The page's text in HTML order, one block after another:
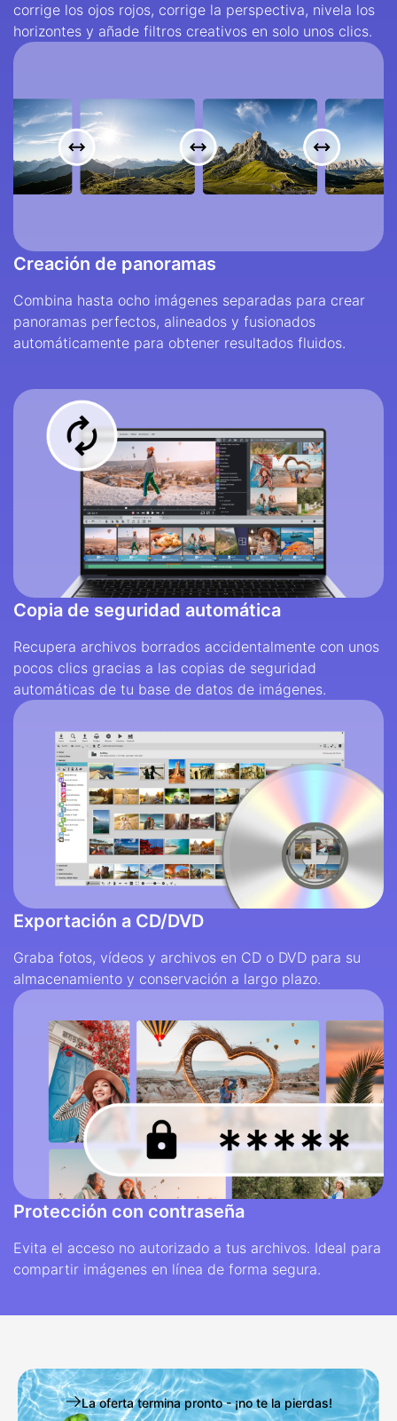
corrige los ojos rojos, corrige la perspectiva, nivela los
horizontes y añade filtros creativos en solo unos clics.
Creación de panoramas
Combina hasta ocho imágenes separadas para crear
panoramas perfectos, alineados y fusionados
automáticamente para obtener resultados fluidos.
Copia de seguridad automática
Recupera archivos borrados accidentalmente con unos
pocos clics gracias a las copias de seguridad
automáticas de tu base de datos de imágenes.
Exportación a CD/DVD
Graba fotos, vídeos y archivos en CD o DVD para su
almacenamiento y conservación a largo plazo.
Protección con contraseña
Evita el acceso no autorizado a tus archivos. Ideal para
compartir imágenes en línea de forma segura.
La oferta termina pronto - ¡no te la pierdas!